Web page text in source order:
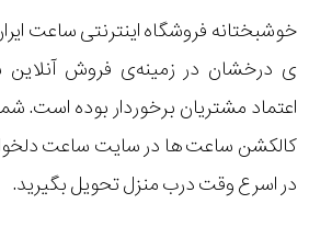
خوشبختانه فروشگاه اینترنتی ساعت
ی درخشان در زمینه‌ی فروش آنلاین
اعتماد مشتریان برخوردار بوده است.
کالکشن ساعت ها در سایت ساعت
در اسرع وقت درب منزل تحویل بگیرید.